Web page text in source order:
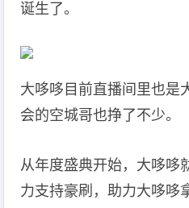
诞生了。
大哆哆目前直播间里也是
会的空城哥也挣了不少。
从年度盛典开始，大哆哆
力支持豪刷，助力大哆哆